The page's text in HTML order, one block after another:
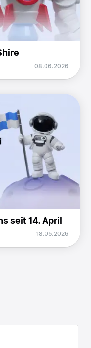
08.06.2026
seit 14. April
18.05.2026